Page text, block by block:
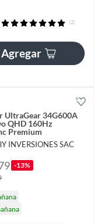
(2)
Agregar
UltraGear 34G600A
QHD 160Hz
Premium
INVERSIONES SAC
-13%